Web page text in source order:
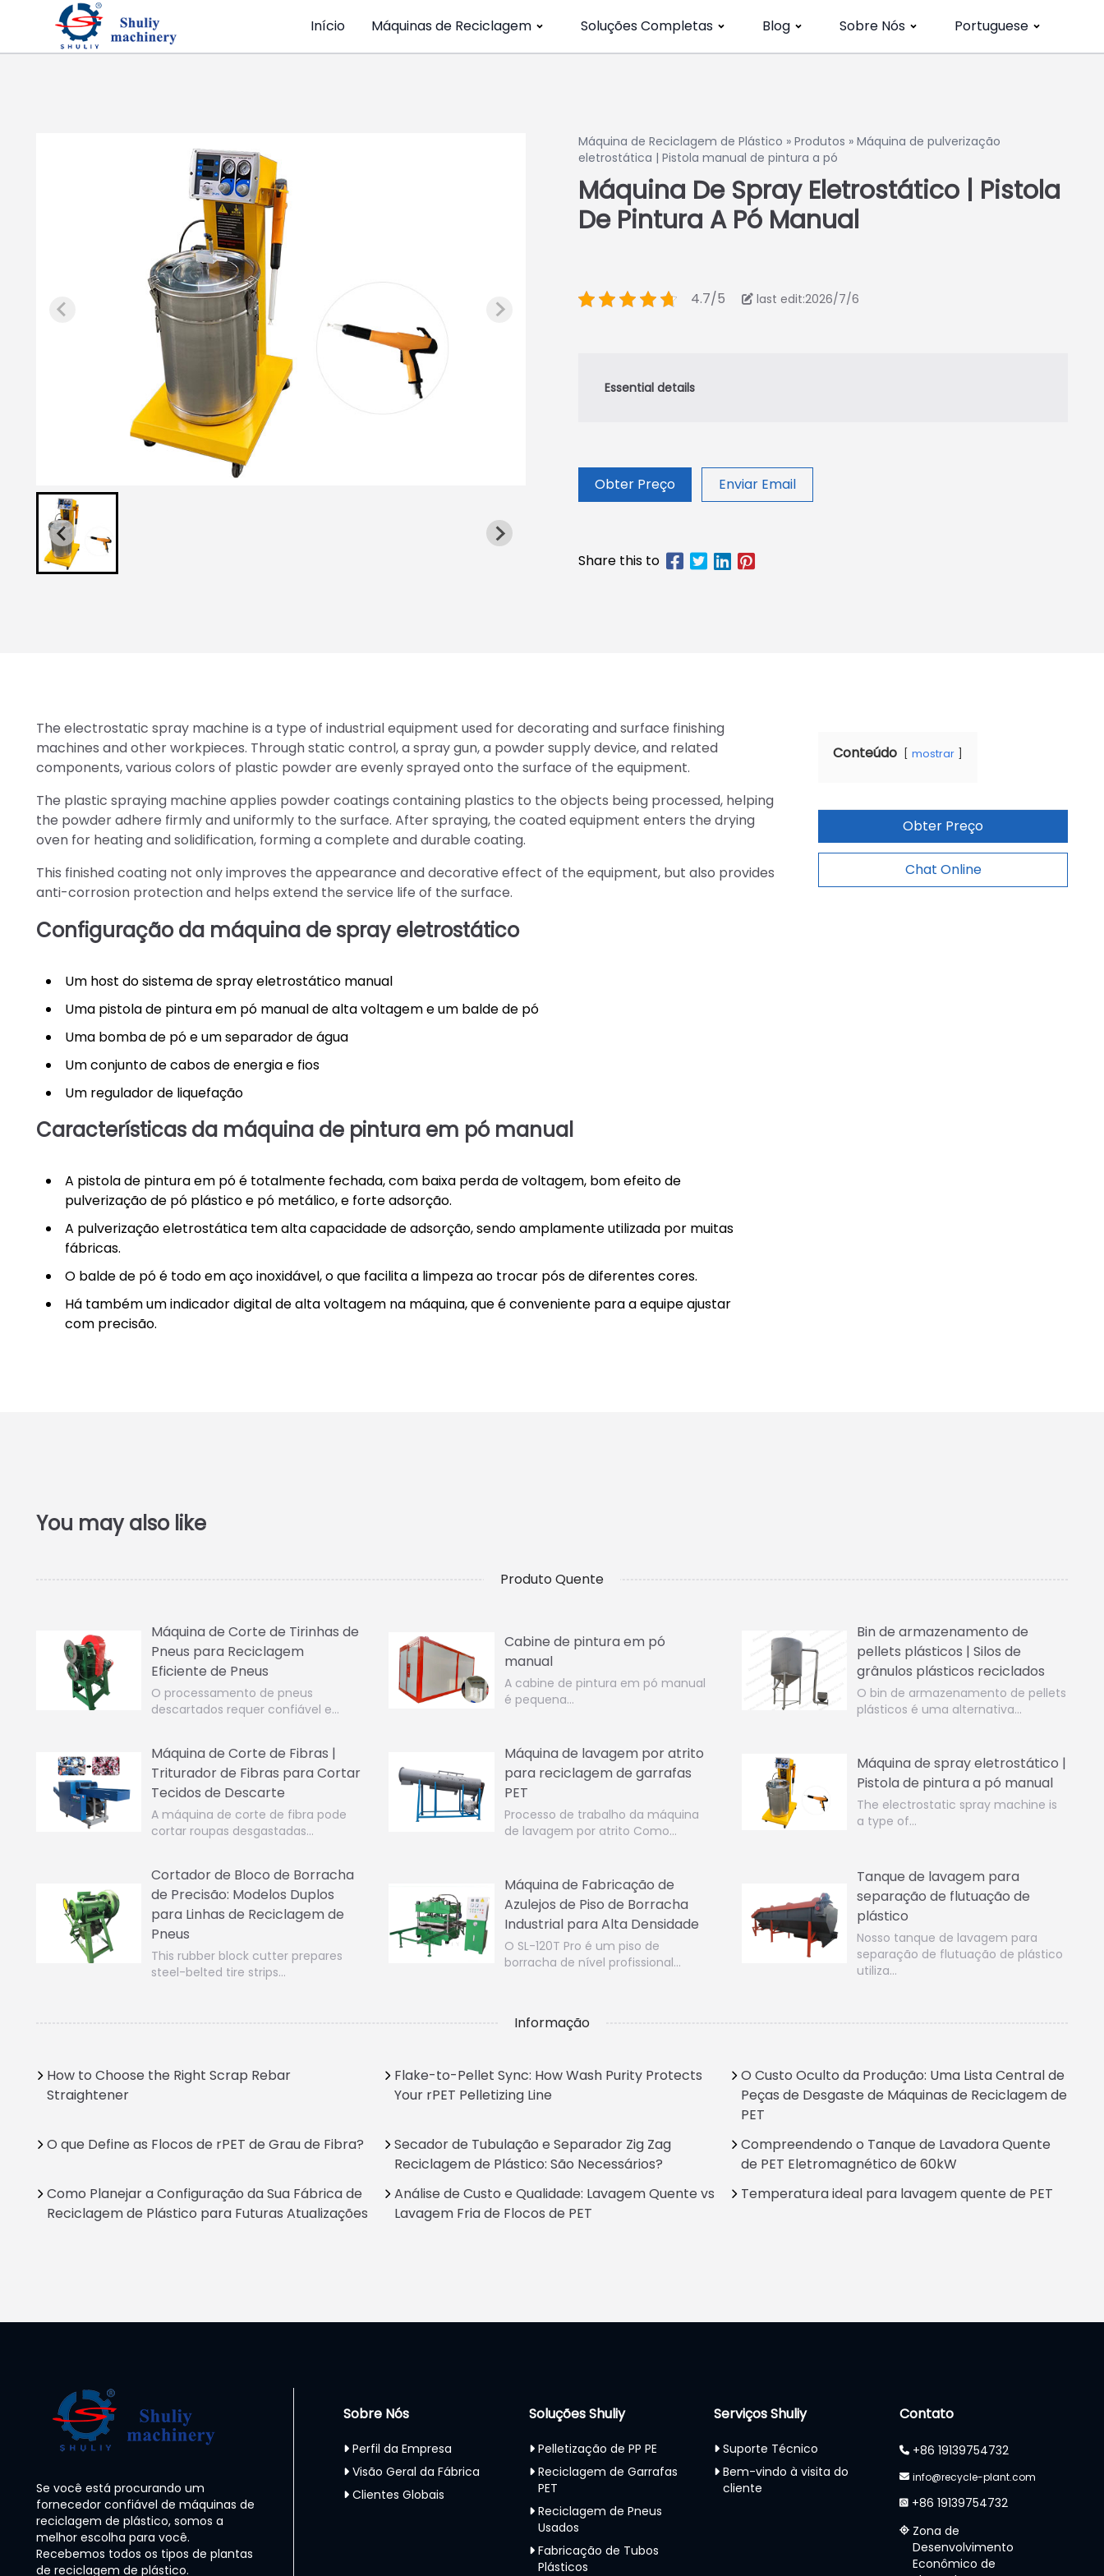
Início Máquinas de Reciclagem Soluções Completas Blog Sobre Nós Portuguese
Máquina de Reciclagem de Plástico » Produtos » Máquina de pulverização
eletrostática | Pistola manual de pintura a pó
Máquina De Spray Eletrostático | Pistola
De Pintura A Pó Manual
4.7/5 last edit:2026/7/6
Obter Preço Enviar Email
The electrostatic spray machine is a type of industrial equipment used for decorating and surface finishing
machines and other workpieces. Through static control, a spray gun, a powder supply device, and related
components, various colors of plastic powder are evenly sprayed onto the surface of the equipment.
The plastic spraying machine applies powder coatings containing plastics to the objects being processed, helping
the powder adhere firmly and uniformly to the surface. After spraying, the coated equipment enters the drying
oven for heating and solidification, forming a complete and durable coating.
This finished coating not only improves the appearance and decorative effect of the equipment, but also provides
anti-corrosion protection and helps extend the service life of the surface.
Configuração da máquina de spray eletrostático
Um host do sistema de spray eletrostático manual
Uma pistola de pintura em pó manual de alta voltagem e um balde de pó
Uma bomba de pó e um separador de água
Um conjunto de cabos de energia e fios
Um regulador de liquefação
Características da máquina de pintura em pó manual
A pistola de pintura em pó é totalmente fechada, com baixa perda de voltagem, bom efeito de
pulverização de pó plástico e pó metálico, e forte adsorção.
A pulverização eletrostática tem alta capacidade de adsorção, sendo amplamente utilizada por muitas
fábricas.
O balde de pó é todo em aço inoxidável, o que facilita a limpeza ao trocar pós de diferentes cores.
Há também um indicador digital de alta voltagem na máquina, que é conveniente para a equipe ajustar
com precisão.
Conteúdo mostrar
Obter Preço
Chat Online
Produto Quente
Máquina de Corte de Tirinhas de
Pneus para Reciclagem
Eficiente de Pneus
O processamento de pneus
descartados requer confiável e…
Cabine de pintura em pó
manual
A cabine de pintura em pó manual
é pequena…
Bin de armazenamento de
pellets plásticos | Silos de
grânulos plásticos reciclados
O bin de armazenamento de pellets
plásticos é uma alternativa…
Máquina de Corte de Fibras |
Triturador de Fibras para Cortar
Tecidos de Descarte
A máquina de corte de fibra pode
cortar roupas desgastadas…
Máquina de lavagem por atrito
para reciclagem de garrafas
PET
Processo de trabalho da máquina
de lavagem por atrito Como…
Máquina de spray eletrostático |
Pistola de pintura a pó manual
The electrostatic spray machine is
a type of…
Cortador de Bloco de Borracha
de Precisão: Modelos Duplos
para Linhas de Reciclagem de
Pneus
This rubber block cutter prepares
steel-belted tire strips…
Máquina de Fabricação de
Azulejos de Piso de Borracha
Industrial para Alta Densidade
O SL-120T Pro é um piso de
borracha de nível profissional…
Tanque de lavagem para
separação de flutuação de
plástico
Nosso tanque de lavagem para
separação de flutuação de plástico
utiliza…
Informação
How to Choose the Right Scrap Rebar
Straightener
Flake-to-Pellet Sync: How Wash Purity Protects
Your rPET Pelletizing Line
O Custo Oculto da Produção: Uma Lista Central de
Peças de Desgaste de Máquinas de Reciclagem de
PET
O que Define as Flocos de rPET de Grau de Fibra?
Secador de Tubulação e Separador Zig Zag
Reciclagem de Plástico: São Necessários?
Compreendendo o Tanque de Lavadora Quente
de PET Eletromagnético de 60kW
Como Planejar a Configuração da Sua Fábrica de
Reciclagem de Plástico para Futuras Atualizações
Análise de Custo e Qualidade: Lavagem Quente vs
Lavagem Fria de Flocos de PET
Temperatura ideal para lavagem quente de PET
Se você está procurando um
fornecedor confiável de máquinas de
reciclagem de plástico, somos a
melhor escolha para você.
Recebemos todos os tipos de plantas
de reciclagem de plástico.
Sobre Nós
Perfil da Empresa
Visão Geral da Fábrica
Clientes Globais
Soluções Shuliy
Pelletização de PP PE
Reciclagem de Garrafas
PET
Reciclagem de Pneus
Usados
Fabricação de Tubos
Plásticos
Serviços Shuliy
Suporte Técnico
Bem-vindo à visita do
cliente
Contato
+86 19139754732
info@recycle-plant.com
+86 19139754732
Zona de
Desenvolvimento
Econômico de